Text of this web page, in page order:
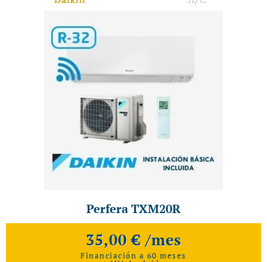
Perfera TXM20R
35,00 € /mes
Financiación a 60 meses